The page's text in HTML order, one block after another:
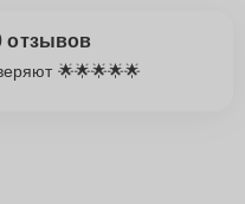
отзывов
🌟🌟🌟🌟🌟